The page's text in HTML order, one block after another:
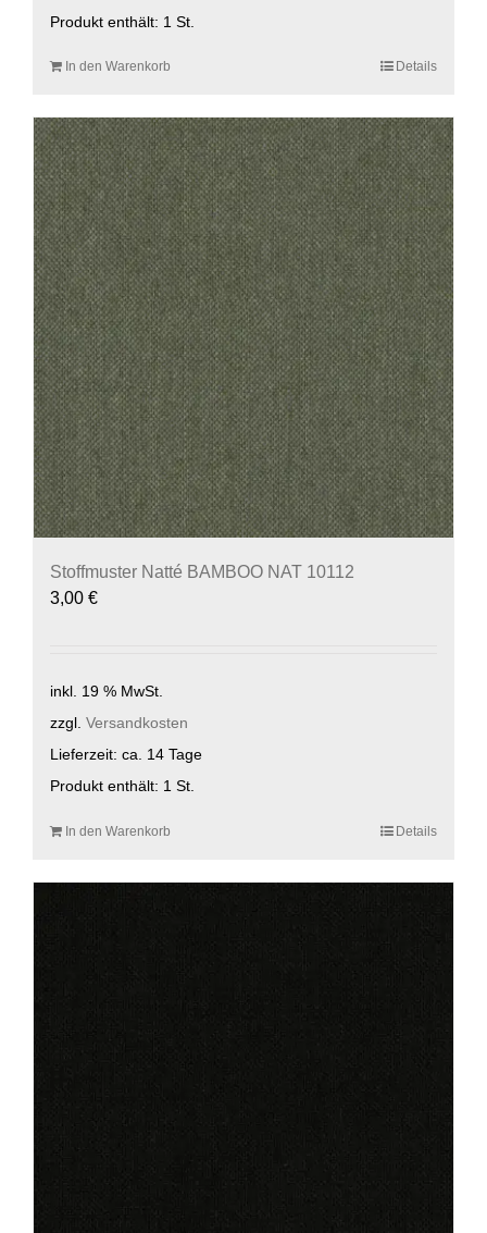
Produkt enthält: 1 St.
In den Warenkorb Details
Stoffmuster Natté BAMBOO NAT 10112
3,00 €
inkl. 19 % MwSt.
zzgl. Versandkosten
Lieferzeit: ca. 14 Tage
Produkt enthält: 1 St.
In den Warenkorb Details